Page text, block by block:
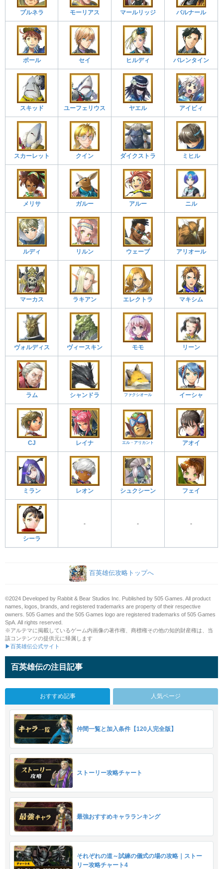
プルネラ モーリアス マールリッジ バルナール
ポール セイ ヒルディ バレンタイン
スキッド ユーフェリウス ヤエル アイビィ
スカーレット クイン ダイクストラ ミヒル
メリサ ガルー アルー ニル
ルディ リルン ウェーブ アリオール
マーカス ラキアン エレクトラ マキシム
ヴォルディス ヴィースキン モモ リーン
ラム シャンドラ ファクシオール イーシャ
CJ レイナ エル・アリカント アオイ
ミラン レオン シュクシーン フェイ
シーラ
- - -
百英雄伝攻略トップへ
©2024 Developed by Rabbit & Bear Studios Inc. Published by 505 Games. All product
names, logos, brands, and registered trademarks are property of their respective
owners. 505 Games and the 505 Games logo are registered trademarks of 505 Games
SpA. All rights reserved.
※アルテマに掲載しているゲーム内画像の著作権、商標権その他の知的財産権は、当
該コンテンツの提供元に帰属します
▶百英雄伝公式サイト
百英雄伝の注目記事
おすすめ記事 人気ページ
仲間一覧と加入条件【120人完全版】
ストーリー攻略チャート
最強おすすめキャラランキング
それぞれの道～試練の儀式の場の攻略｜ストー
リー攻略チャート4